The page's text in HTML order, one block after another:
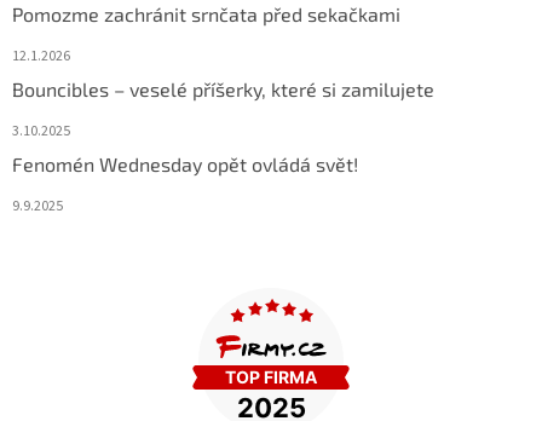
Pomozme zachránit srnčata před sekačkami
12.1.2026
Bouncibles – veselé příšerky, které si zamilujete
3.10.2025
Fenomén Wednesday opět ovládá svět!
9.9.2025